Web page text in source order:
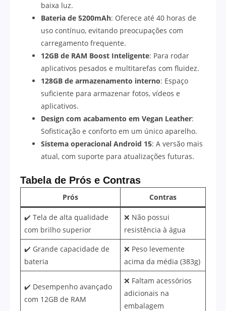
baixa luz.
Bateria de 5200mAh: Oferece até 40 horas de
uso contínuo, evitando preocupações com
carregamento frequente.
12GB de RAM Boost Inteligente: Para rodar
aplicativos pesados e multitarefas com fluidez.
128GB de armazenamento interno: Espaço
suficiente para armazenar fotos, vídeos e
aplicativos.
Design com acabamento em Vegan Leather:
Sofisticação e conforto em um único aparelho.
Sistema operacional Android 15: A versão mais
atual, com suporte para atualizações futuras.
Tabela de Prós e Contras
Prós Contras
✔️ Tela de alta qualidade
com brilho superior
❌ Não possui
resistência à água
✔️ Grande capacidade de
bateria
❌ Peso levemente
acima da média (383g)
✔️ Desempenho avançado
com 12GB de RAM
❌ Faltam acessórios
adicionais na
embalagem